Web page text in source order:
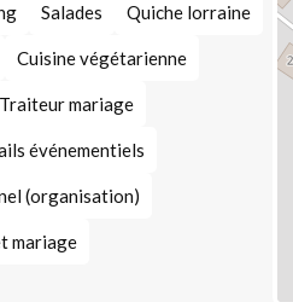
Salades Quiche lorraine
Cuisine végétarienne
Traiteur mariage
événementiels
(organisation)
mariage